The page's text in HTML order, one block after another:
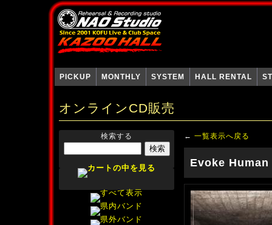
PICKUP MONTHLY SYSTEM HALL RENTAL
オンラインCD販売
検索する ← 一覧表示へ戻る
Evoke